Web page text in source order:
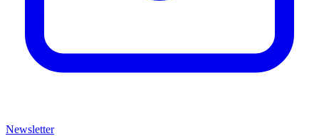
Newsletter